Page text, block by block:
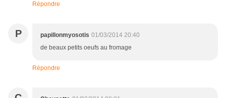
Répondre
P papillonmyosotis 01/03/2014 20:40
de beaux petits oeufs au fromage
Répondre